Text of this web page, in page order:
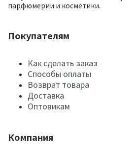
парфюмерии и косметики.
Покупателям
Как сделать заказ
Способы оплаты
Возврат товара
Доставка
Оптовикам
Компания